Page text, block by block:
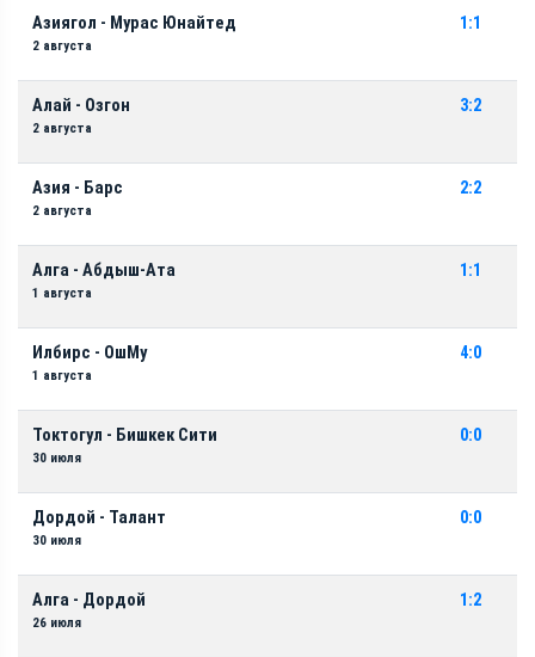
Азиягол - Мурас Юнайтед
2 августа
1:1
Алай - Озгон
2 августа
3:2
Азия - Барс
2 августа
2:2
Алга - Абдыш-Ата
1 августа
1:1
Илбирс - ОшМу
1 августа
4:0
Токтогул - Бишкек Сити
30 июля
0:0
Дордой - Талант
30 июля
0:0
Алга - Дордой
26 июля
1:2